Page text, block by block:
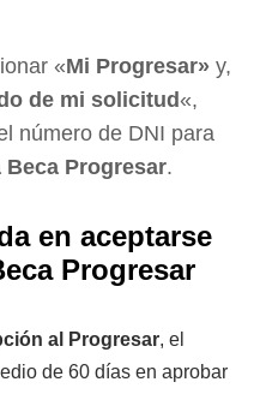
«Mi Progresar» y,
de mi solicitud«,
número de DNI para
Progresar.
en aceptarse
Progresar
al Progresar, el
de 60 días en aprobar